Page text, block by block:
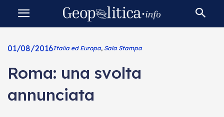
01/08/2016Italia ed Europa, Sala Stampa
Roma: una svolta
annunciata